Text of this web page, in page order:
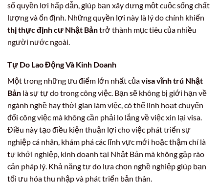
số quyền lợi hấp dẫn, giúp bạn xây dựng một cuộc sống chất
lượng và ổn định. Những quyền lợi này là lý do chính khiến
thị thực định cư Nhật Bảntrở thành mục tiêu của nhiều
người nước ngoài.
Tự Do Lao Động Và Kinh Doanh
Một trong những ưu điểm lớn nhất củavisa vĩnh trú Nhật
Bản là sự tự do trong công việc. Bạn sẽ không bị giới hạn về
ngành nghề hay thời gian làm việc, có thể linh hoạt chuyển
đổi công việc mà không cần phải lo lắng về việc xin lại visa.
Điều này tạo điều kiện thuận lợi cho việc phát triển sự
nghiệp cá nhân, khám phá các lĩnh vực mới hoặc thậm chí là
tự khởi nghiệp, kinh doanh tại Nhật Bản mà không gặp rào
cản pháp lý. Khả năng tự do lựa chọn nghề nghiệp giúp bạn
tối ưu hóa thu nhập và phát triển bản thân.